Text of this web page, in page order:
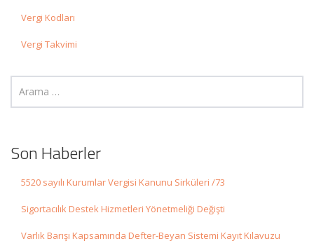
Vergi Kodları
Vergi Takvimi
Son Haberler
5520 sayılı Kurumlar Vergisi Kanunu Sirküleri /73
Sigortacılık Destek Hizmetleri Yönetmeliği Değişti
Varlık Barışı Kapsamında Defter-Beyan Sistemi Kayıt Kılavuzu